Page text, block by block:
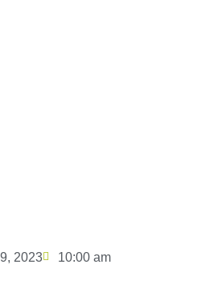
2023
10:00 am